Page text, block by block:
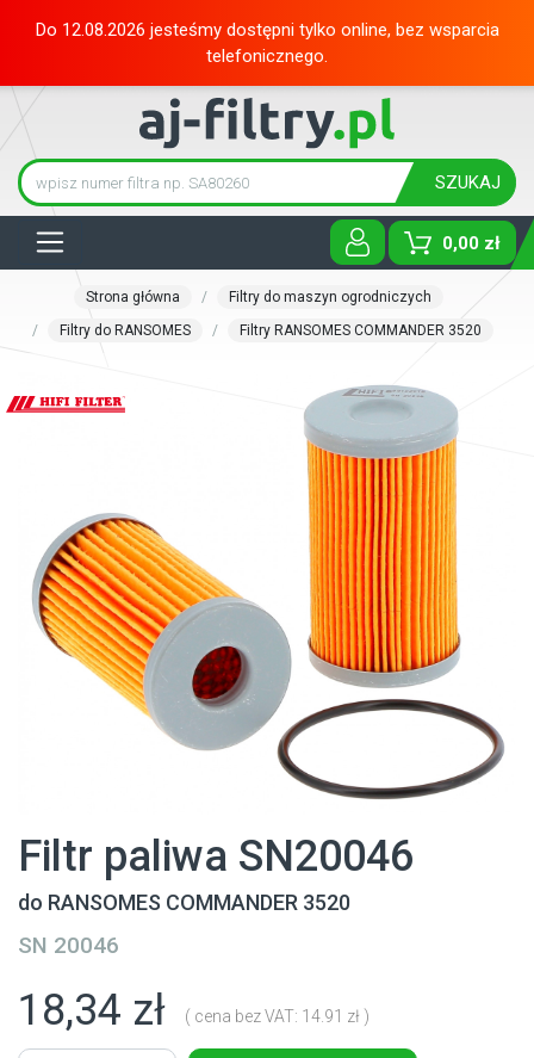
Do 12.08.2026 jesteśmy dostępni tylko online, bez wsparcia
telefonicznego.
SZUKAJ
0,00 zł
Strona główna
Filtry do maszyn ogrodniczych
Filtry do RANSOMES
Filtry RANSOMES COMMANDER 3520
Filtr paliwa SN20046
do RANSOMES COMMANDER 3520
SN 20046
18,34 zł ( cena bez VAT: 14.91 zł )